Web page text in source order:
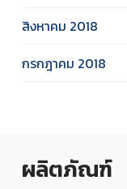
สิงหาคม 2018
กรกฎาคม 2018
ผลิตภัณฑ์